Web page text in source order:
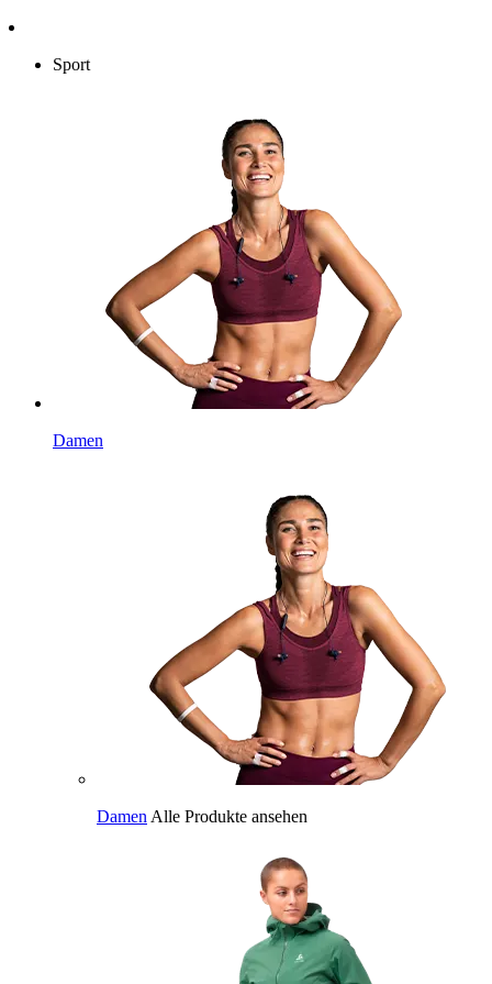
Sport
Damen
Damen Alle Produkte ansehen